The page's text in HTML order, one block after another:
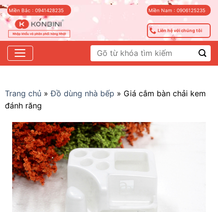
Skip
to
content
Miền Bắc : 0941428235 Miền Nam : 0906125235
Liên hệ với chúng tôi
Tìm
kiếm:
Trang chủ »Đồ dùng nhà bếp » Giá cắm bàn chải kem
đánh răng